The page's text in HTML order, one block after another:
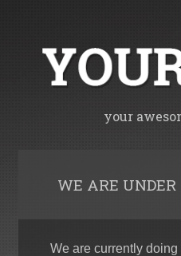
your
WE ARE
We are currently